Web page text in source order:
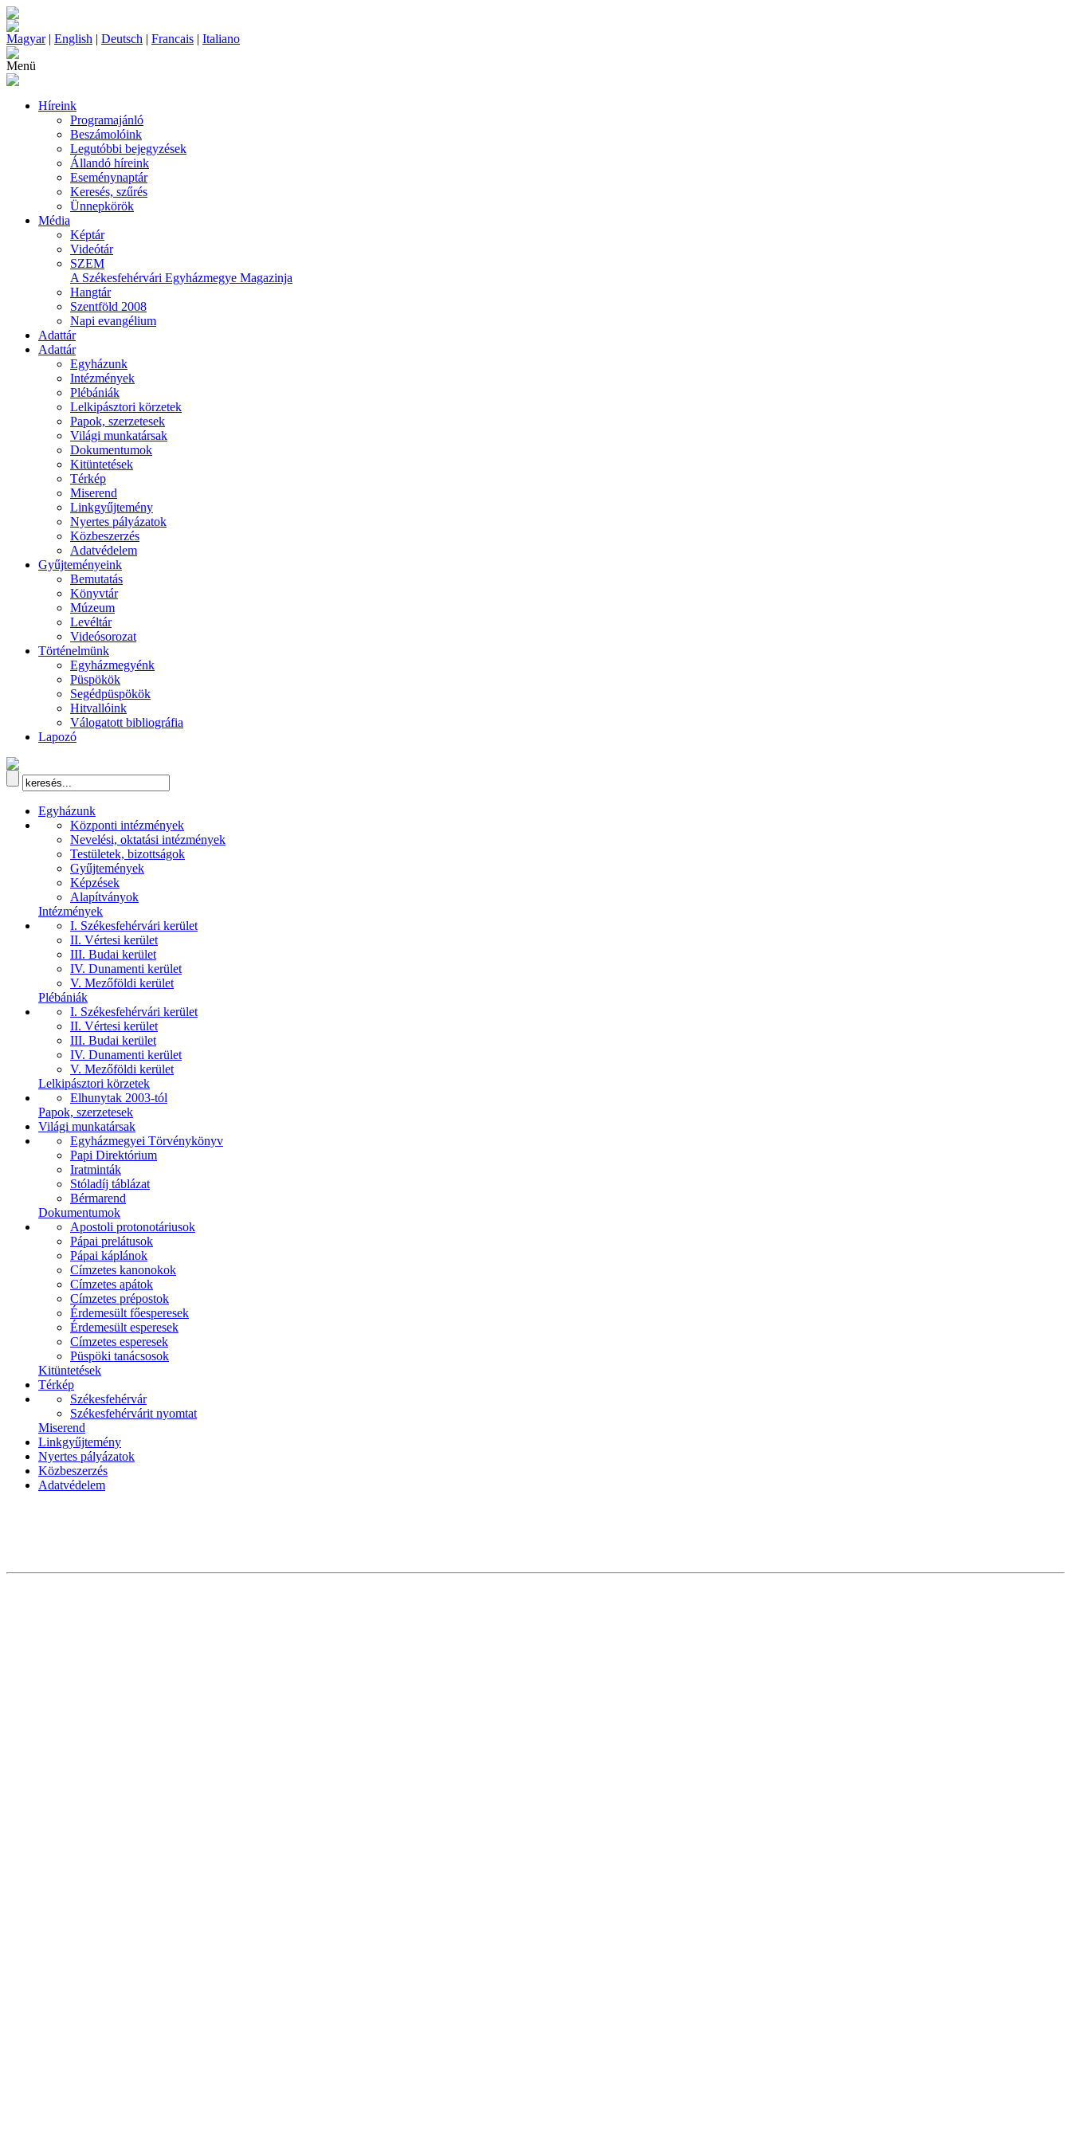
Magyar| English | Deutsch | Francais | Italiano
Menü
Híreink
Programajánló
Beszámolóink
Legutóbbi bejegyzések
Állandó híreink
Eseménynaptár
Keresés, szűrés
Ünnepkörök
Média
Képtár
Videótár
SZEM
A Székesfehérvári Egyházmegye Magazinja
Hangtár
Szentföld 2008
Napi evangélium
Adattár
Adattár
Egyházunk
Intézmények
Plébániák
Lelkipásztori körzetek
Papok, szerzetesek
Világi munkatársak
Dokumentumok
Kitüntetések
Térkép
Miserend
Linkgyűjtemény
Nyertes pályázatok
Közbeszerzés
Adatvédelem
Gyűjteményeink
Bemutatás
Könyvtár
Múzeum
Levéltár
Videósorozat
Történelmünk
Egyházmegyénk
Püspökök
Segédpüspökök
Hitvallóink
Válogatott bibliográfia
Lapozó
Egyházunk
Központi intézmények
Nevelési, oktatási intézmények
Testületek, bizottságok
Gyűjtemények
Képzések
Alapítványok
Intézmények
I. Székesfehérvári kerület
II. Vértesi kerület
III. Budai kerület
IV. Dunamenti kerület
V. Mezőföldi kerület
Plébániák
I. Székesfehérvári kerület
II. Vértesi kerület
III. Budai kerület
IV. Dunamenti kerület
V. Mezőföldi kerület
Lelkipásztori körzetek
Elhunytak 2003-tól
Papok, szerzetesek
Világi munkatársak
Egyházmegyei Törvénykönyv
Papi Direktórium
Iratminták
Stóladíj táblázat
Bérmarend
Dokumentumok
Apostoli protonotáriusok
Pápai prelátusok
Pápai káplánok
Címzetes kanonokok
Címzetes apátok
Címzetes prépostok
Érdemesült főesperesek
Érdemesült esperesek
Címzetes esperesek
Püspöki tanácsosok
Kitüntetések
Térkép
Székesfehérvár
Székesfehérvárit nyomtat
Miserend
Linkgyűjtemény
Nyertes pályázatok
Közbeszerzés
Adatvédelem